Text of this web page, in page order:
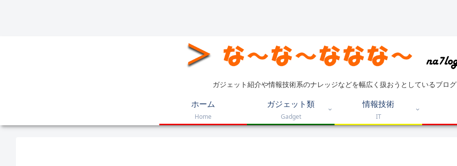
ガジェット紹介や情報技術系のナレッジなどを幅広く扱おうとしているブログ
ホーム
Home
ガジェット類
Gadget
情報技術
IT